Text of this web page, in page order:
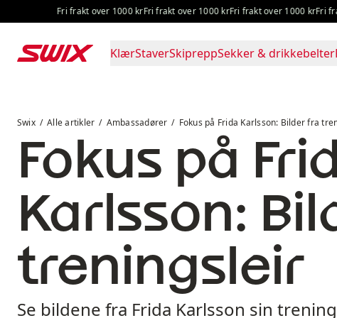
Hopp til innhold
Fri frakt over 1000 krFri frakt over 1000 krFri frakt over 1000 krFri frakt
KlærStaverSkipreppSekker & drikkebelter
Swix Alle artikler Ambassadører Fokus på Frida Karlsson: Bilder fra
Fokus på
Karlsson:
treningsleir
Se bildene fra Frida Karlsson sin